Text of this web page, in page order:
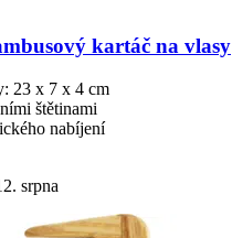
kartáč na vlasy
23 x 7 x 4 cm
štětinami
nabíjení
srpna